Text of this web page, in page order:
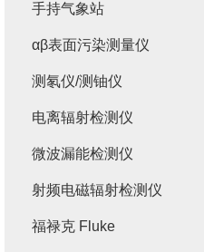
手持气象站
αβ表面污染测量仪
测氡仪/测铀仪
电离辐射检测仪
微波漏能检测仪
射频电磁辐射检测仪
福禄克 Fluke